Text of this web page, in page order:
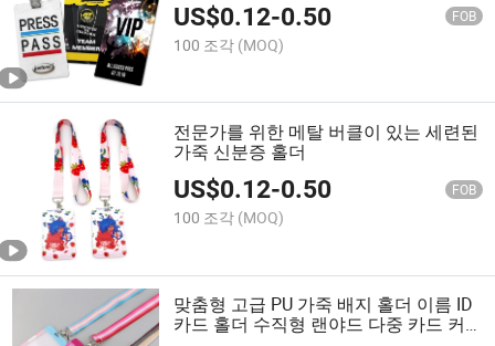
US$0.12-0.50 FOB
100 조각 (MOQ)
전문가를 위한 메탈 버클이 있는 세련된
가죽 신분증 홀더
US$0.12-0.50 FOB
100 조각 (MOQ)
맞춤형 고급 PU 가죽 배지 홀더 이름 ID
카드 홀더 수직형 랜야드 다중 카드 커